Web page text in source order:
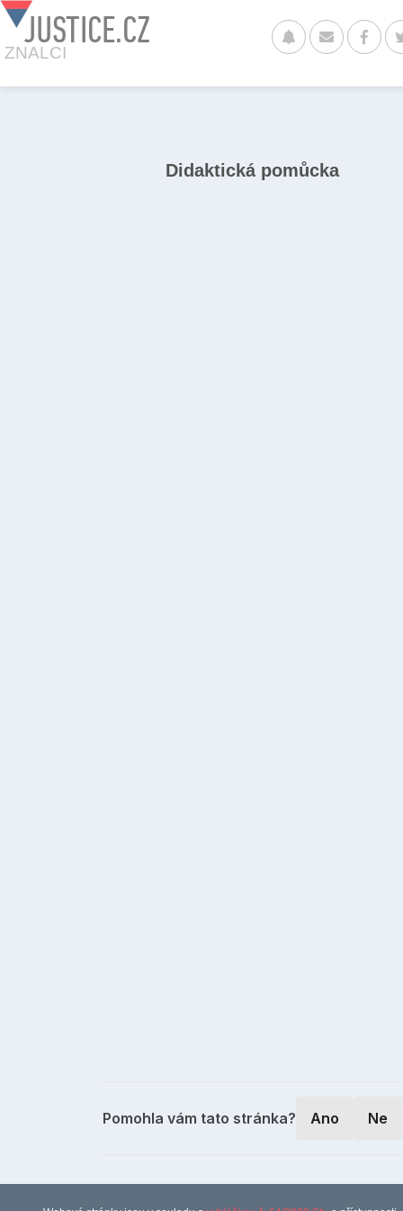
JUSTICE.CZ
ZNALCI
Didaktická pomůcka
Pomohla vám tato stránka? Ano Ne